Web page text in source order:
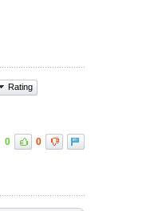
Rating
0 0